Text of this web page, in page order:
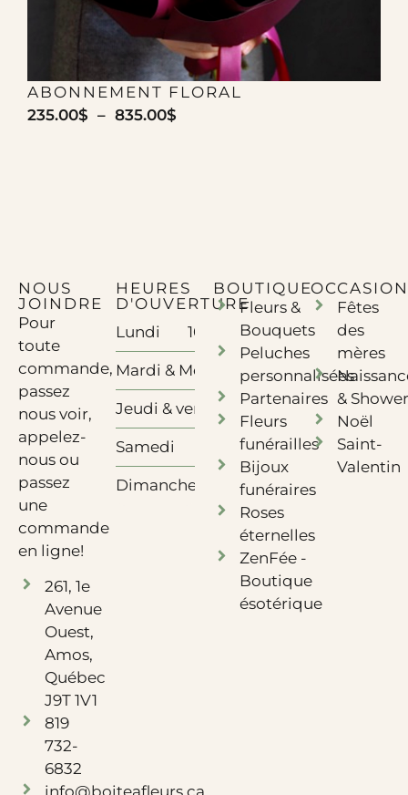
ABONNEMENT FLORAL
235.00$ – 835.00$
NOUS
JOINDRE
Pour
toute
commande,
passez
nous voir,
appelez-
nous ou
passez
une
commande
en ligne!
261, 1e
Avenue
Ouest,
Amos,
Québec
J9T 1V1
819
732-
6832
HEURES
D'OUVERTURE
Lundi
10h à 17h - Télétravail
Mardi & Mercredi 10h à 17h
Jeudi & vendredi 10h à 18h
Samedi 10h à 12h
Dimanche Fermé
BOUTIQUE
Fleurs &
Bouquets
Peluches
personnalisées
Partenaires
Fleurs
funérailles
Bijoux
funéraires
Roses
éternelles
ZenFée -
Boutique
ésotérique
Fêtes
des
mères
& Shower
Noël
Saint-
Valentin